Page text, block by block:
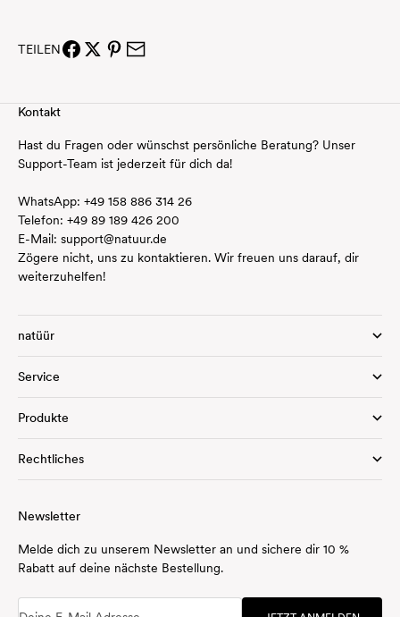
TEILEN
Kontakt
Hast du Fragen oder wünschst persönliche Beratung? Unser
Support-Team ist jederzeit für dich da!
WhatsApp: +49 158 886 314 26
Telefon: +49 89 189 426 200
E-Mail: support@natuur.de
Zögere nicht, uns zu kontaktieren. Wir freuen uns darauf, dir
weiterzuhelfen!
natüür
Service
Produkte
Rechtliches
Newsletter
Melde dich zu unserem Newsletter an und sichere dir 10 %
Rabatt auf deine nächste Bestellung.